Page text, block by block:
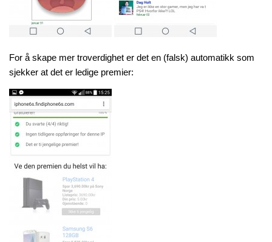
For å skape mer troverdighet er det en (falsk) automatikk som
sjekker at det er ledige premier: